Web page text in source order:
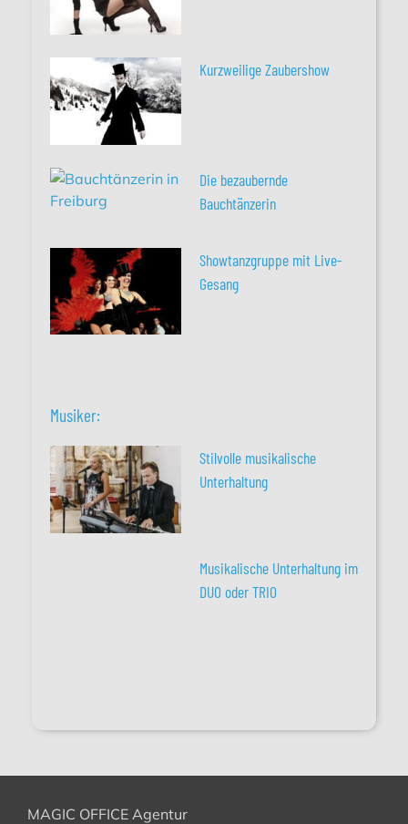
Kurzweilige Zaubershow
Die bezaubernde
Bauchtänzerin
Showtanzgruppe mit Live-
Gesang
Musiker:
Stilvolle musikalische
Unterhaltung
Musikalische Unterhaltung im
DUO oder TRIO
MAGIC OFFICE Agentur